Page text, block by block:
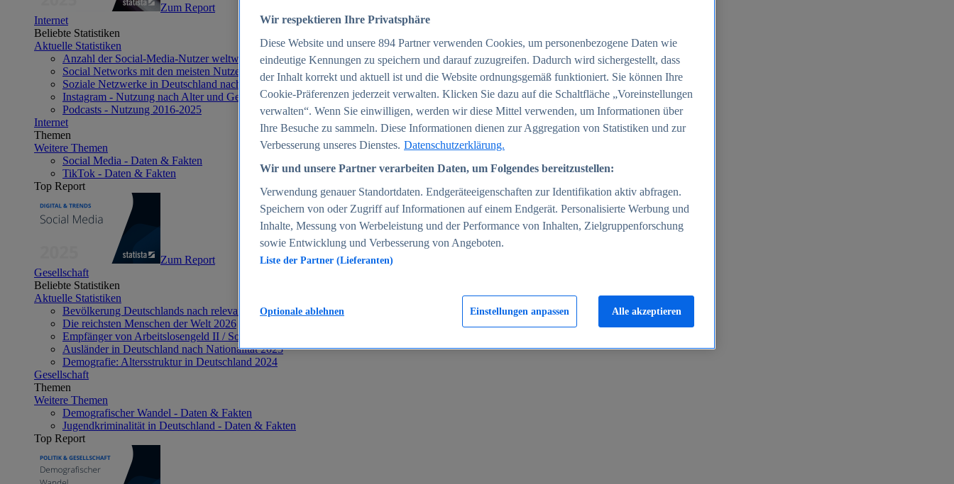
Zum Report
Internet
Beliebte Statistiken
Aktuelle Statistiken
Anzahl der Social-Media-Nutzer weltweit 2012-2025
Social Networks mit den meisten Nutzern weltweit 2025
Soziale Netzwerke in Deutschland nach Generationen 2025
Instagram - Nutzung nach Alter und Geschlecht in Deutschland 2025
Podcasts - Nutzung 2016-2025
Internet
Themen
Weitere Themen
Social Media - Daten & Fakten
TikTok - Daten & Fakten
Top Report
Zum Report
Gesellschaft
Beliebte Statistiken
Aktuelle Statistiken
Bevölkerung Deutschlands nach relevanten Altersgruppen 2024
Die reichsten Menschen der Welt 2026
Empfänger von Arbeitslosengeld II / Sozialgeld / Bürgergeld in Deutschland 2005-2025
Ausländer in Deutschland nach Nationalität 2025
Demografie: Altersstruktur in Deutschland 2024
Gesellschaft
Themen
Weitere Themen
Demografischer Wandel - Daten & Fakten
Jugendkriminalität in Deutschland - Daten & Fakten
Top Report
Wir respektieren Ihre Privatsphäre
Diese Website und unsere 894 Partner verwenden Cookies, um personenbezogene Daten wie
eindeutige Kennungen zu speichern und darauf zuzugreifen. Dadurch wird sichergestellt, dass
der Inhalt korrekt und aktuell ist und die Website ordnungsgemäß funktioniert. Sie können Ihre
Cookie-Präferenzen jederzeit verwalten. Klicken Sie dazu auf die Schaltfläche „Voreinstellungen
verwalten“. Wenn Sie einwilligen, werden wir diese Mittel verwenden, um Informationen über
Ihre Besuche zu sammeln. Diese Informationen dienen zur Aggregation von Statistiken und zur
Verbesserung unseres Dienstes. Datenschutzerklärung.
Wir und unsere Partner verarbeiten Daten, um Folgendes bereitzustellen:
Verwendung genauer Standortdaten. Endgeräteeigenschaften zur Identifikation aktiv abfragen.
Speichern von oder Zugriff auf Informationen auf einem Endgerät. Personalisierte Werbung und
Inhalte, Messung von Werbeleistung und der Performance von Inhalten, Zielgruppenforschung
sowie Entwicklung und Verbesserung von Angeboten.
Liste der Partner (Lieferanten)
Einstellungen anpassen
Optionale ablehnen Alle akzeptieren